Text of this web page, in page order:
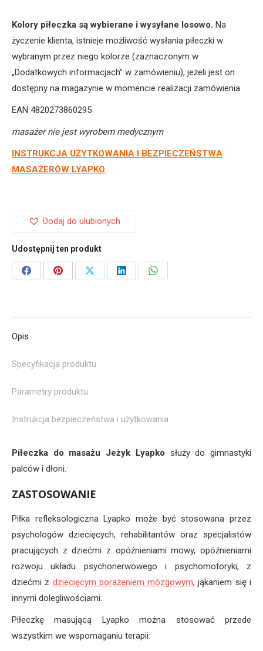
POKRYTE
SREBREM
Kolory piłeczka są wybierane i wysyłane losowo. Na
życzenie klienta, istnieje możliwość wysłania piłeczki w
wybranym przez niego kolorze (zaznaczonym w
„Dodatkowych informacjach” w zamówieniu), jeżeli jest on
dostępny na magazynie w momencie realizacji zamówienia.
EAN 4820273860295
masażer nie jest wyrobem medycznym
INSTRUKCJA UŻYTKOWANIA I BEZPIECZEŃSTWA
MASAŻERÓW LYAPKO
Dodaj do ulubionych
Udostępnij ten produkt
Share
Share
Share
Share
Share
Opis
Specyfikacja produktu
Parametry produktu
Instrukcja bezpieczeństwa i użytkowania
Piłeczka do masażu Jeżyk Lyapko służy do gimnastyki
palców i dłoni.
ZASTOSOWANIE
Piłka refleksologiczna Lyapko może być stosowana przez
psychologów dziecięcych, rehabilitantów oraz specjalistów
pracujących z dziećmi z opóźnieniami mowy, opóźnieniami
rozwoju układu psychonerwowego i psychomotoryki, z
dziećmi z dziecięcym porażeniem mózgowym, jąkaniem się i
innymi dolegliwościami.
Piłeczkę masującą Lyapko można stosować przede
wszystkim we wspomaganiu terapii: